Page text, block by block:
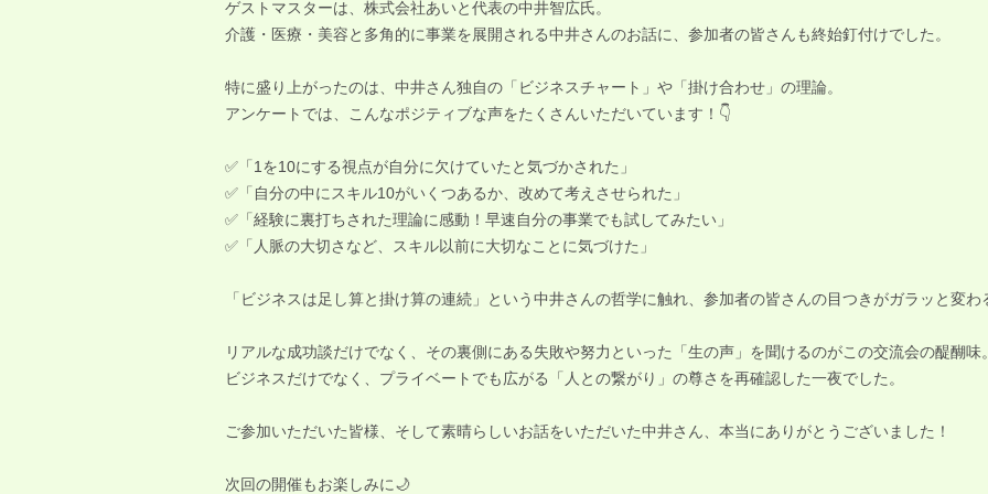
ゲストマスターは、株式会社あいと代表の中井智広氏。
介護・医療・美容と多角的に事業を展開される中井さんのお話に、参加者の皆さんも終始釘付けでした。
特に盛り上がったのは、中井さん独自の「ビジネスチャート」や「掛け合わせ」の理論。
アンケートでは、こんなポジティブな声をたくさんいただいています！👇
✅「1を10にする視点が自分に欠けていたと気づかされた」
✅「自分の中にスキル10がいくつあるか、改めて考えさせられた」
✅「経験に裏打ちされた理論に感動！早速自分の事業でも試してみたい」
✅「人脈の大切さなど、スキル以前に大切なことに気づけた」
「ビジネスは足し算と掛け算の連続」という中井さんの哲学に触れ、参加者の皆さんの目つきがガラッと変わ
リアルな成功談だけでなく、その裏側にある失敗や努力といった「生の声」を聞けるのがこの交流会の醍醐味。
ビジネスだけでなく、プライベートでも広がる「人との繋がり」の尊さを再確認した一夜でした。
ご参加いただいた皆様、そして素晴らしいお話をいただいた中井さん、本当にありがとうございました！
次回の開催もお楽しみに🌙